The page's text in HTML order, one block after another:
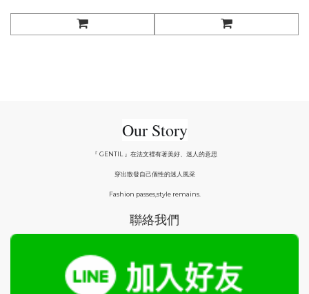
Our Story
『 GENTIL 』在法文裡有著美好、迷人的意思
穿出散發自己個性的迷人風采
Fashion passes,style remains.
聯絡我們